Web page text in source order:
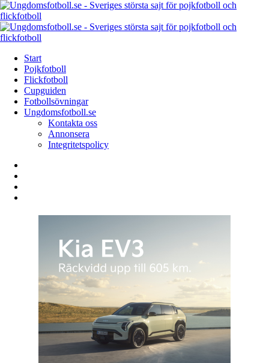
Menu
Search
Menu
Start
Pojkfotboll
Flickfotboll
Cupguiden
Fotbollsövningar
Ungdomsfotboll.se
Kontakta oss
Annonsera
Integritetspolicy